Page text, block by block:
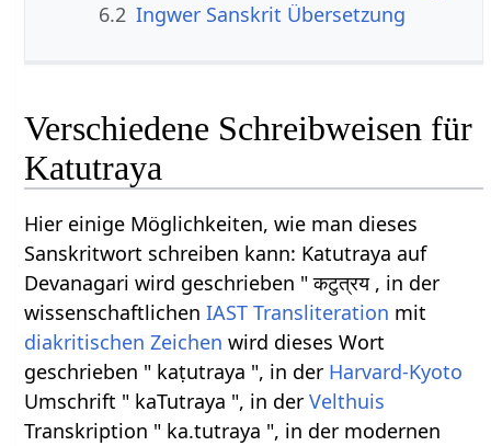
6.2 Ingwer Sanskrit Übersetzung
Verschiedene Schreibweisen für
Katutraya
Hier einige Möglichkeiten, wie man dieses
Sanskritwort schreiben kann: Katutraya auf
Devanagari wird geschrieben " कटुत्रय , in der
wissenschaftlichenIAST Transliteration mit
diakritischen Zeichen wird dieses Wort
geschrieben " kaṭutraya ", in der Harvard-Kyoto
Umschrift " kaTutraya ", in derVelthuis
Transkription " ka.tutraya ", in der modernen